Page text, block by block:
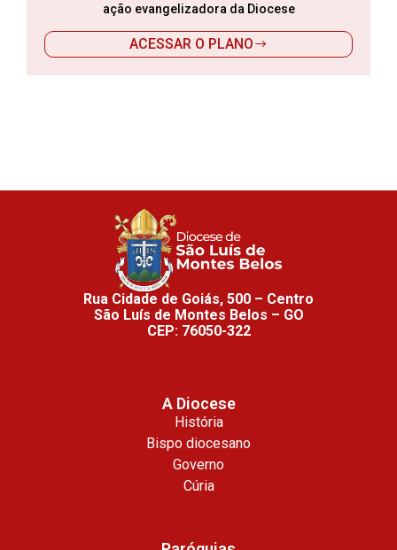
ação evangelizadora da Diocese
ACESSAR O PLANO
Rua Cidade de Goiás, 500 – Centro
São Luís de Montes Belos – GO
CEP: 76050-322
A Diocese
História
Bispo diocesano
Governo
Cúria